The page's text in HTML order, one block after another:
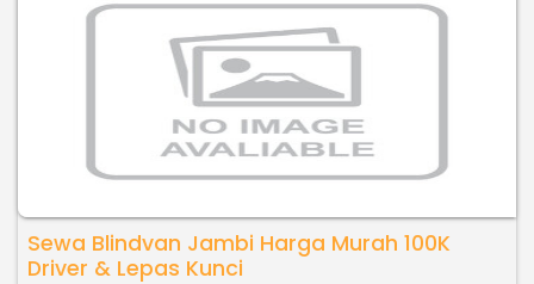
Sewa Blindvan Jambi Harga Murah 100K
Driver & Lepas Kunci